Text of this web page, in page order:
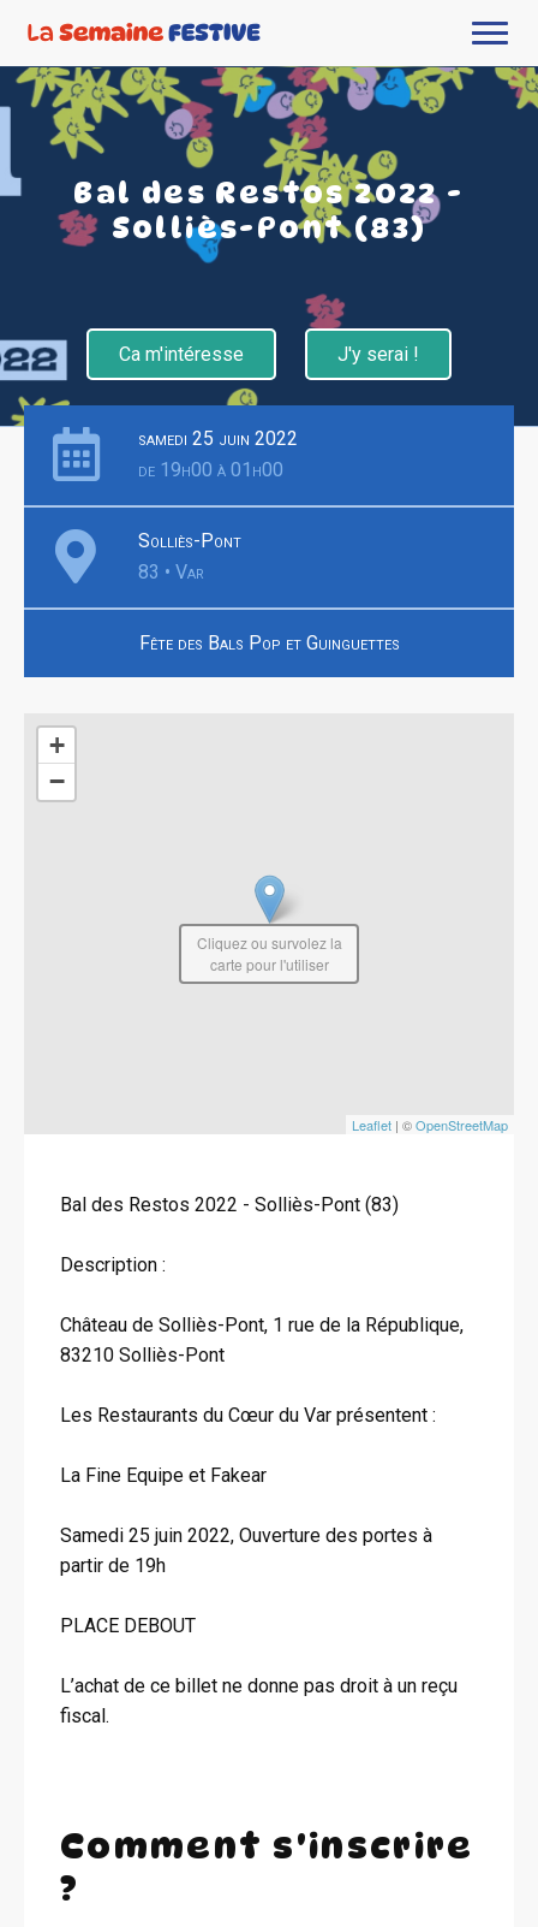
Bal des Restos 2022 -
Solliès-Pont (83)
Ca m'intéresse J'y serai !
samedi 25 juin 2022
de 19h00 à 01h00
Solliès-Pont
83 • Var
Fête des Bals Pop et Guinguettes
+
−
Leaflet | ©OpenStreetMap
Cliquez ou survolez la
carte pour l'utiliser
Bal des Restos 2022 - Solliès-Pont (83)
Description :
Château de Solliès-Pont, 1 rue de la République,
83210 Solliès-Pont
Les Restaurants du Cœur du Var présentent :
La Fine Equipe et Fakear
Samedi 25 juin 2022, Ouverture des portes à
partir de 19h
PLACE DEBOUT
L’achat de ce billet ne donne pas droit à un reçu
fiscal.
Comment s'inscrire
?